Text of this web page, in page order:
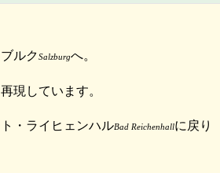
ルクSalzburgへ。
現しています。
・ライヒェンハルBad Reichenhallに戻り